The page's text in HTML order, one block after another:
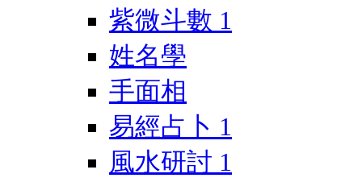
紫微斗數 1
姓名學
手面相
易經占卜 1
風水研討 1